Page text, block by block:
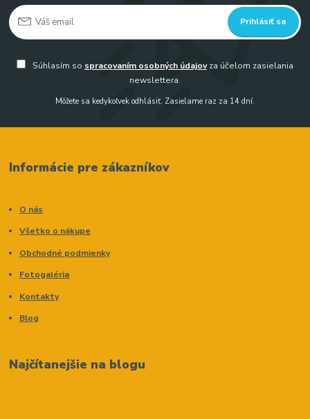
Prihlásiť sa
Súhlasím so spracovaním osobných údajovza účelom zasielania
newslettera.
Môžete sa kedykoľvek odhlásiť. Zasielame raz za 14 dní.
Informácie pre zákazníkov
O nás
Všetko o nákupe
Obchodné podmienky
Fotogaléria
Kontakty
Blog
Najčítanejšie na blogu